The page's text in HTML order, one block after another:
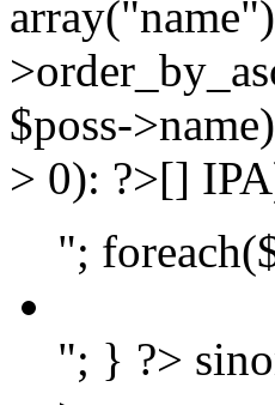
$poss-
> 0): ?>[]
";
"; } ?>